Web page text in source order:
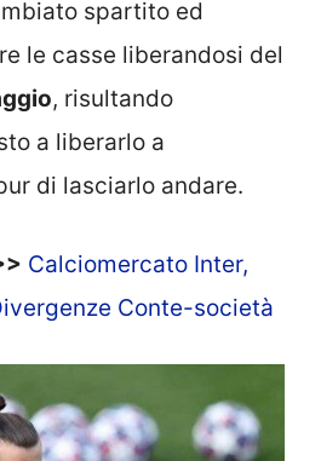
spartito ed
le casse liberandosi del
, risultando
a liberarlo a
di lasciarlo andare.
Calciomercato Inter,
Conte-società